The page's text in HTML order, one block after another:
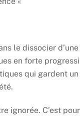
le dissocier
en forte
qui gardent
ignorée. C’est